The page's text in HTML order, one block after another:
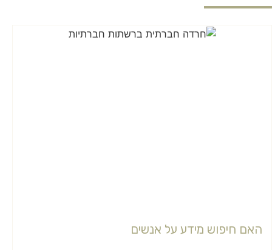
האם חיפוש מידע על אנשים